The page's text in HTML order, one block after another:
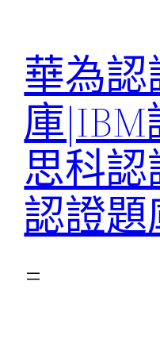
華為認
庫
思科
認證題